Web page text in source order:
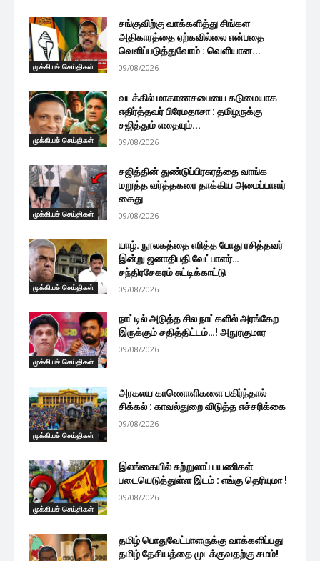
முக்கியச் செய்திகள்
சங்குவிற்கு வாக்களித்து சிங்கள
அதிகாரத்தை ஏற்கவில்லை என்பதை
வெளிப்படுத்துவோம் : வெளியான...
09/08/2026
முக்கியச் செய்திகள்
வடக்கில் மாகாணசபையை கடுமையாக
எதிர்த்தவர் பிரேமதாசா : தமிழருக்கு
சஜித்தும் எதையும்...
09/08/2026
முக்கியச் செய்திகள்
சஜித்தின் துண்டுப்பிரசுரத்தை வாங்க
மறுத்த வர்த்தகரை தாக்கிய அமைப்பாளர்
கைது
09/08/2026
முக்கியச் செய்திகள்
யாழ். நூலகத்தை எரித்த போது ரசித்தவர்
இன்று ஜனாதிபதி வேட்பாளர்…
சந்திரசேகரம் சுட்டிக்காட்டு
09/08/2026
முக்கியச் செய்திகள்
நாட்டில் அடுத்த சில நாட்களில் அரங்கேற
இருக்கும் சதித்திட்டம்…! அநுரகுமார
09/08/2026
முக்கியச் செய்திகள்
அரகலய காணொளிகளை பகிர்ந்தால்
சிக்கல் : காவல்துறை விடுத்த எச்சரிக்கை
09/08/2026
முக்கியச் செய்திகள்
இலங்கையில் சுற்றுலாப் பயணிகள்
படையெடுத்துள்ள இடம் : எங்கு தெரியுமா !
09/08/2026
தமிழ் பொதுவேட்பாளருக்கு வாக்களிப்பது
தமிழ் தேசியத்தை முடக்குவதற்கு சமம்!